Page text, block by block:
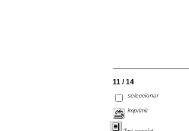
11 / 14
seleccionar
imprimir